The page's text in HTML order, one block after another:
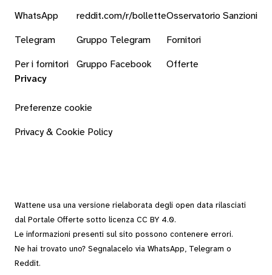
WhatsApp
Telegram
Per i fornitori
reddit.com/r/bollette
Gruppo Telegram
Gruppo Facebook
Osservatorio Sanzioni
Fornitori
Offerte
Privacy
Preferenze cookie
Privacy & Cookie Policy
Wattene usa una versione rielaborata degli open data rilasciati
dal Portale Offerte sotto licenza CC BY 4.0.
Le informazioni presenti sul sito possono contenere errori.
Ne hai trovato uno? Segnalacelo via WhatsApp, Telegram o
Reddit.